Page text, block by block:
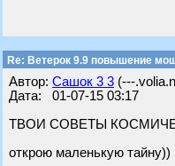
Re: Ветерок 9.9 повышение
Автор: Сашок 3 3 (---
Дата: 01-07-15 03:17
ТВОИ СОВЕТЫ
открою маленькую тайну))